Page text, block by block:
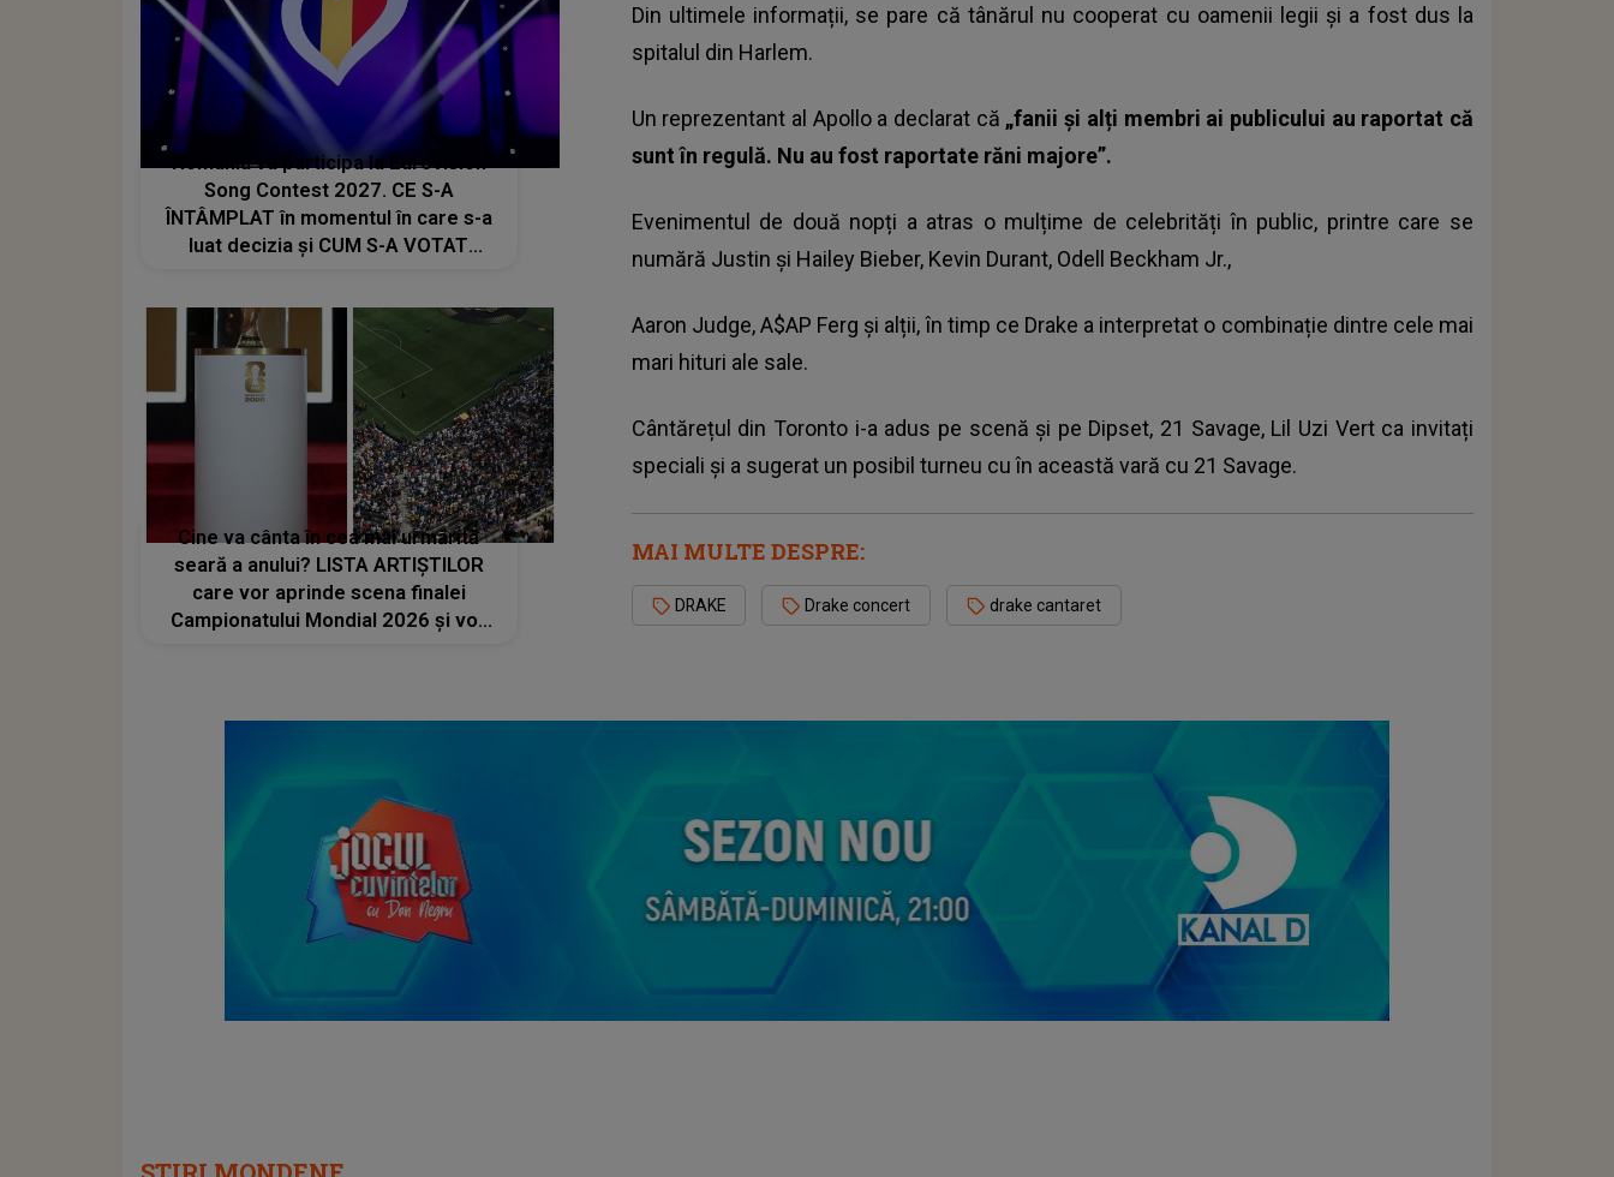
Din ultimele informații, se pare că tânărul nu cooperat cu oamenii legii și a fost dus la
spitalul din Harlem.
Un reprezentant al Apollo a declarat că „fanii și alți membri ai publicului au raportat că
sunt în regulă. Nu au fost raportate răni majore”.
Evenimentul de două nopți a atras o mulțime de celebrități în public, printre care se
numără Justin și Hailey Bieber, Kevin Durant, Odell Beckham Jr.,
Aaron Judge, A$AP Ferg și alții, în timp ce Drake a interpretat o combinație dintre cele mai
mari hituri ale sale.
Cântărețul din Toronto i-a adus pe scenă și pe Dipset, 21 Savage, Lil Uzi Vert ca invitați
speciali și a sugerat un posibil turneu cu în această vară cu 21 Savage.
MAI MULTE DESPRE:
DRAKE Drake concert drake cantaret
România va participa la Eurovision
Song Contest 2027. CE S-A
ÎNTÂMPLAT în momentul în care s-a
luat decizia și CUM S-A VOTAT
Cine va cânta în cea mai urmărită
seară a anului? LISTA ARTIȘTILOR
care vor aprinde scena finalei
Campionatului Mondial 2026 și vor